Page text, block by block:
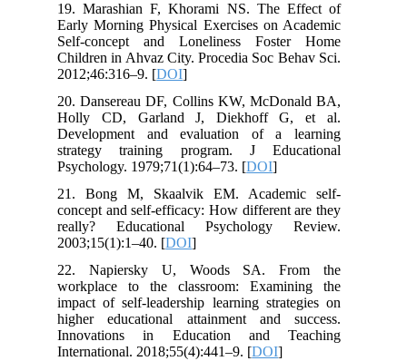
19. Marashian F, Khorami NS. The Effect of
Early Morning Physical Exercises on Academic
Self-concept and Loneliness Foster Home
Children in Ahvaz City. Procedia Soc Behav Sci.
2012;46:316–9. [DOI
20. Dansereau DF, Collins KW, McDonald BA,
Holly CD, Garland J, Diekhoff G, et al.
Development and evaluation of a learning
strategy training program. J Educational
Psychology. 1979;71(1):64–73. [DOI
21. Bong M, Skaalvik EM. Academic self-
concept and self-efficacy: How different are they
really? Educational Psychology Review.
2003;15(1):1–40. [DOI
22. Napiersky U, Woods SA. From the
workplace to the classroom: Examining the
impact of self-leadership learning strategies on
higher educational attainment and success.
Innovations in Education and Teaching
International. 2018;55(4):441–9. [DOI